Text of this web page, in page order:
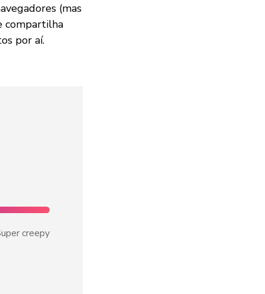
(mas
compartilha
por aí.
creepy